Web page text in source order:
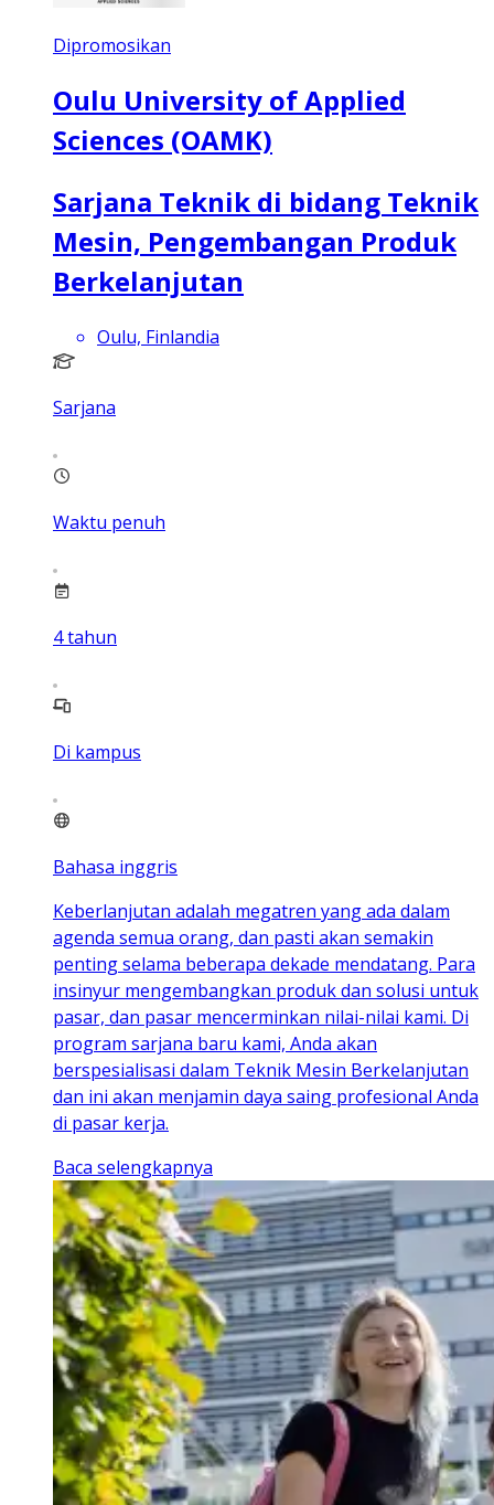
Dipromosikan
Oulu University of Applied
Sciences (OAMK)
Sarjana Teknik di bidang Teknik
Mesin, Pengembangan Produk
Berkelanjutan
Oulu, Finlandia
Sarjana
Waktu penuh
4tahun
Di kampus
Bahasa inggris
Keberlanjutan adalah megatren yang ada dalam
agenda semua orang, dan pasti akan semakin
penting selama beberapa dekade mendatang. Para
insinyur mengembangkan produk dan solusi untuk
pasar, dan pasar mencerminkan nilai-nilai kami. Di
program sarjana baru kami, Anda akan
berspesialisasi dalam Teknik Mesin Berkelanjutan
dan ini akan menjamin daya saing profesional Anda
di pasar kerja.
Baca selengkapnya